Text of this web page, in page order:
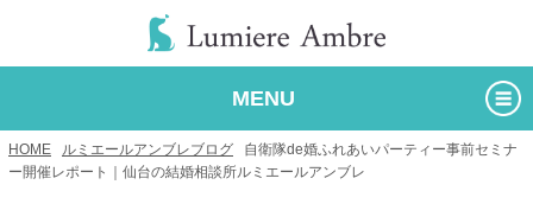
MENU
HOME ルミエールアンブレブログ
自衛隊de婚ふれあいパーティー事前セミナ
ー開催レポート｜仙台の結婚相談所ルミエールアンブレ